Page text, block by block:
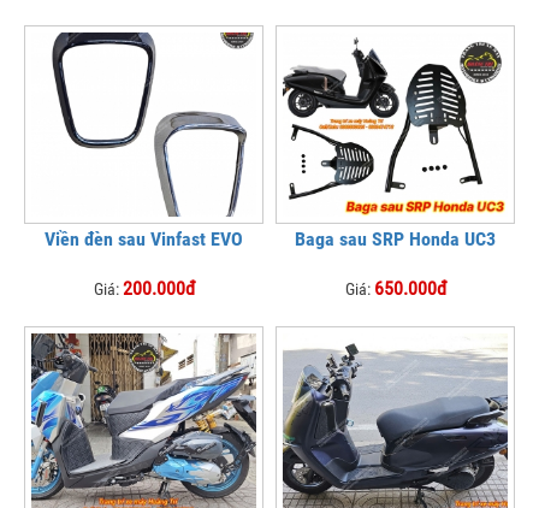
Viền đèn sau Vinfast EVO
Giá:200.000đ
Baga sau SRP Honda UC3
Giá: 650.000đ